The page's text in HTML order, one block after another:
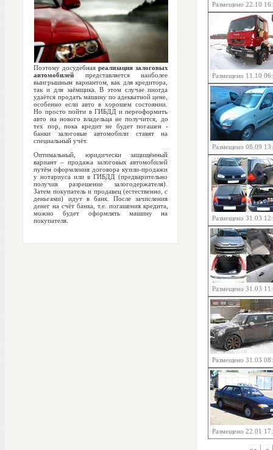
Поэтому досудебная реализация залоговых
автомобилей представляется наиболее
выигрышным вариантом, как для кредитора,
так и для заёмщика. В этом случае иногда
удаётся продать машину по адекватной цене,
особенно если авто в хорошем состоянии.
Но просто пойти в ГИБДД и переоформить
авто на нового владельца не получится, до
тех пор, пока кредит не будет погашен -
банки залоговые автомобили ставят на
специальный учёт.
Оптимальный, юридически защищённый
вариант – продажа залоговых автомобилей
путём оформления договора купли-продажи
у нотариуса или в ГИБДД (предварительно
получив разрешение залогодержателя).
Затем покупатель и продавец (естественно, с
деньгами) идут в банк. После зачисления
денег на счёт банка, т.е. погашения кредита,
можно будет оформлять машину на
покупателя.
Размещено 22.10
Размещено 11.10
Размещено 08.09
Размещено 31.03
Размещено 31.03
Размещено 31.03
Размещено 22.01